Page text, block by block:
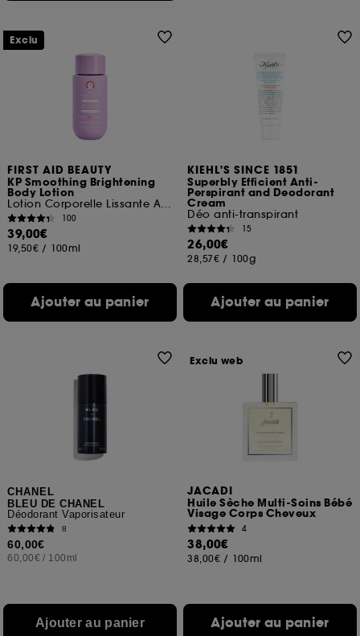
FIRST AID BEAUTY
KP Smoothing Brightening
Body Lotion
Lotion Corporelle Lissante Anti-Rugosités
100
39,00€
19,50€ / 100ml
Ajouter au panier
Exclu
KIEHL'S SINCE 1851
Superbly Efficient Anti-
Perspirant and Deodorant
Cream
Déo anti-transpirant
15
26,00€
28,57€ / 100g
Ajouter au panier
CHANEL
BLEU DE CHANEL
Déodorant Vaporisateur
8
60,00€
60,00€ / 100ml
Ajouter au panier
JACADI
Huile Sèche Multi-Soins Bébé
Visage Corps Cheveux
4
38,00€
38,00€ / 100ml
Ajouter au panier
Exclu web